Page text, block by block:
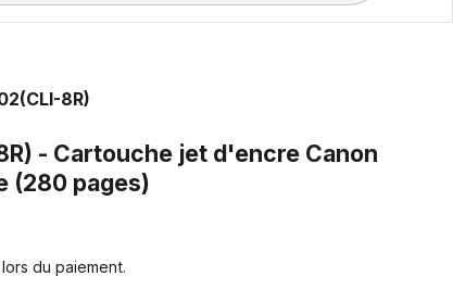
(CLI-8R)
- Cartouche jet d'encre Canon
(280 pages)
du paiement.